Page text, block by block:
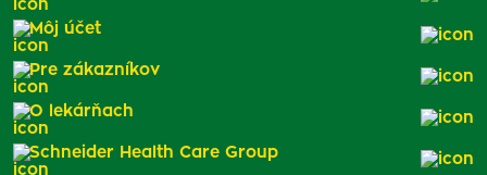
Môj účet
Pre zákazníkov
O lekárňach
Schneider Health Care Group